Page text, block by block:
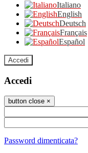
Italiano
English
Deutsch
Français
Español
Accedi
Accedi
button close ×
Password dimenticata?